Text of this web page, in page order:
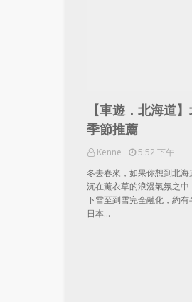
【車遊．北海道
季節推薦
Kenne
5:52 下午
冬去春來，如果你想到北
沉在薰衣草的浪漫氣氛之
下雪至到雪完全融化，約
日本…